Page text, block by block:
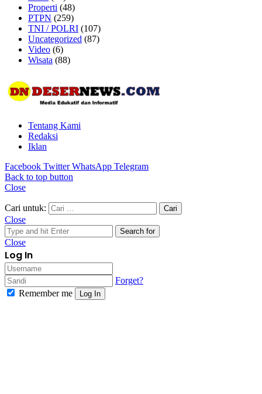
Properti (48)
PTPN (259)
TNI / POLRI (107)
Uncategorized (87)
Video (6)
Wisata (88)
Tentang Kami
Redaksi
Iklan
Facebook Twitter WhatsApp Telegram
Back to top button
Close
Cari untuk:
Close
Search for
Close
Log In
Forget?
Remember me
Log In